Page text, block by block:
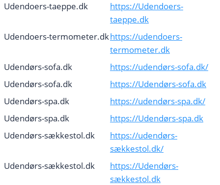
Udendoers-taeppe.dk
https://Udendoers-
taeppe.dk
Udendoers-termometer.dkhttps://udendoers-
termometer.dk
Udendørs-sofa.dk
https://udendørs-sofa.dk/
Udendørs-sofa.dk
https://Udendørs-sofa.dk
Udendørs-spa.dk
https://udendørs-spa.dk/
Udendørs-spa.dk
https://Udendørs-spa.dk
Udendørs-sækkestol.dk
https://udendørs-
sækkestol.dk/
Udendørs-sækkestol.dk
https://Udendørs-
sækkestol.dk